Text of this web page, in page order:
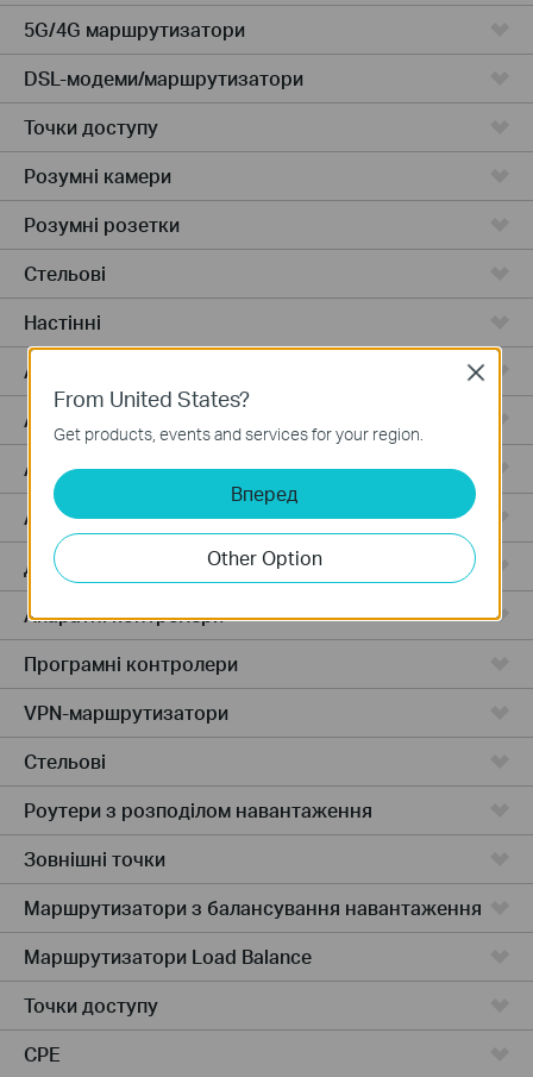
5G/4G маршрутизатори
DSL-модеми/маршрутизатори
Точки доступу
Розумні камери
Розумні розетки
Стельові
Настінні
Access Plus
Access
Access Pro
Aggregation
Дротові маршрутизатори
Апаратні контролери
Програмні контролери
VPN-маршрутизатори
Стельові
Роутери з розподілом навантаження
Зовнішні точки
Маршрутизатори з балансування навантаження
Маршрутизатори Load Balance
Точки доступу
CPE
From United States?
Get products, events and services for your region.
Вперед
Other Option
Close